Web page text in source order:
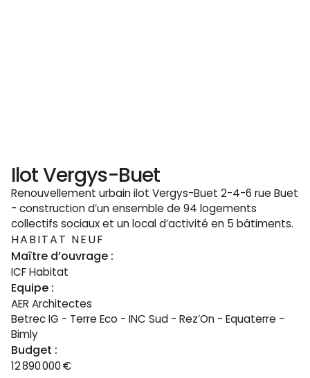
Ilot Vergys-Buet
Renouvellement urbain ilot Vergys-Buet 2-4-6 rue Buet
- construction d’un ensemble de 94 logements
collectifs sociaux et un local d’activité en 5 bâtiments.
HABITAT NEUF
Maître d’ouvrage :
ICF Habitat
Equipe :
AER Architectes
Betrec IG - Terre Eco - INC Sud - Rez’On - Equaterre -
Bimly
Budget :
12 890 000€